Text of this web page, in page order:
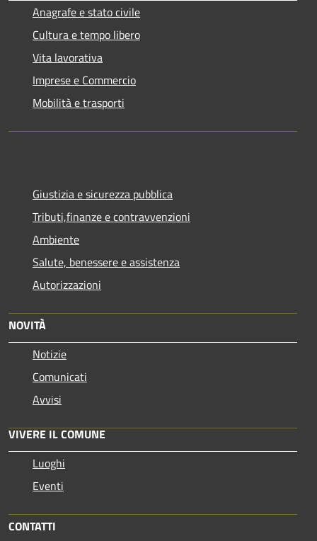
Anagrafe e stato civile
Cultura e tempo libero
Vita lavorativa
Imprese e Commercio
Mobilità e trasporti
Giustizia e sicurezza pubblica
Tributi,finanze e contravvenzioni
Ambiente
Salute, benessere e assistenza
Autorizzazioni
NOVITÀ
Notizie
Comunicati
Avvisi
VIVERE IL COMUNE
Luoghi
Eventi
CONTATTI